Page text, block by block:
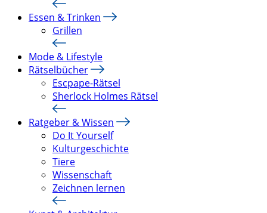
Essen & Trinken
Grillen
Mode & Lifestyle
Rätselbücher
Escpape-Rätsel
Sherlock Holmes Rätsel
Ratgeber & Wissen
Do It Yourself
Kulturgeschichte
Tiere
Wissenschaft
Zeichnen lernen